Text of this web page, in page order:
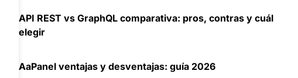
API REST vs GraphQL comparativa: pros, contras y cuál
elegir
AaPanel ventajas y desventajas: guía 2026